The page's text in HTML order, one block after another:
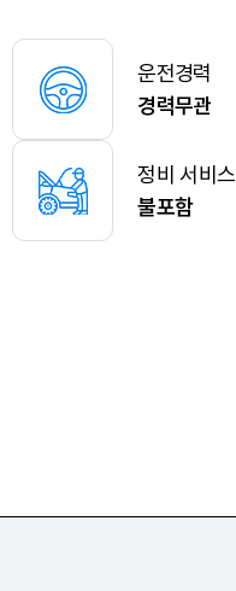
운전경력
경력무관
정비 서비스
불포함